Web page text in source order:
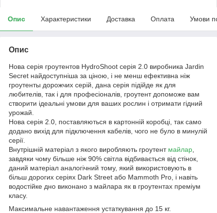
Опис Характеристики Доставка Оплата Умови
Опис
Нова серія гроутентов HydroShoot серія 2.0 виробника Jardin
Secret найдоступніша за ціною, і не менш ефективна ніж
гроутенты дорожчих серій, дана серія підійде як для
любителів, так і для професіоналів, гроутент допоможе вам
створити ідеальні умови для ваших рослин і отримати гідний
урожай.
Нова серія 2.0, поставляються в картонній коробці, так само
додано вихід для підключення кабелів, чого не було в минулій
серії.
Внутрішній матеріал з якого виробляють гроутент майлар
завдяки чому більше ніж 90% світла відбивається від стінок,
даний матеріал аналогічний тому, який використовують в
більш дорогих серіях Dark Street або Mammoth Pro, і навіть
водостійке дно виконано з майлара як в гроутентах преміум
класу.
Максимальне навантаження устаткування до 15 кг.